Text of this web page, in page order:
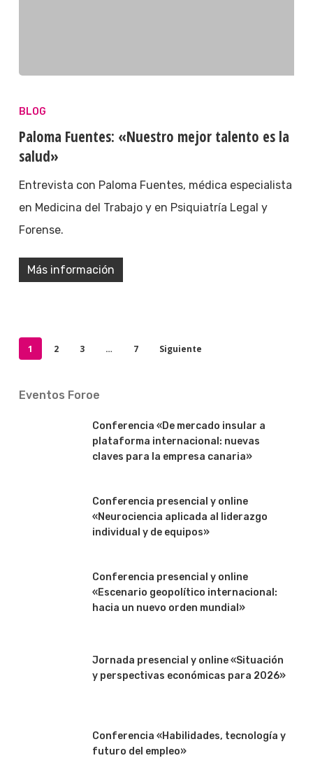
BLOG
Paloma Fuentes: «Nuestro mejor talento es la
salud»
Entrevista con Paloma Fuentes, médica especialista
en Medicina del Trabajo y en Psiquiatría Legal y
Forense.
Más información
1 2 3 … 7 Siguiente
Eventos Foroe
Conferencia «De mercado insular a
plataforma internacional: nuevas
claves para la empresa canaria»
Conferencia presencial y online
«Neurociencia aplicada al liderazgo
individual y de equipos»
Conferencia presencial y online
«Escenario geopolítico internacional:
hacia un nuevo orden mundial»
Jornada presencial y online «Situación
y perspectivas económicas para 2026»
Conferencia «Habilidades, tecnología y
futuro del empleo»